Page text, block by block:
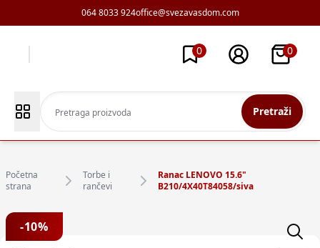
064 8033 924office@svezavasdom.com
0 0
Pretraži
Početna
strana
Torbe i
rančevi
Ranac LENOVO 15.6"
B210/4X40T84058/siva
-10%